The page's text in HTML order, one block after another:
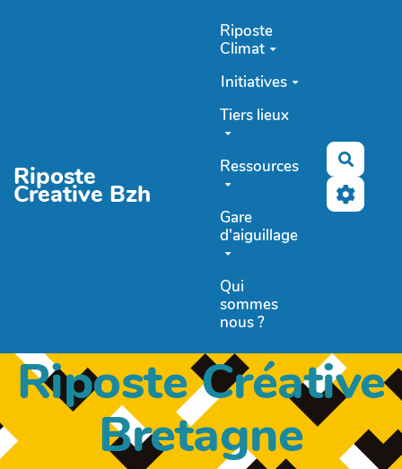
Riposte
Creative Bzh
Riposte
Climat
Initiatives
Tiers lieux
Ressources
Gare
d'aiguillage
Qui
sommes
nous ?
Riposte Créative
Bretagne